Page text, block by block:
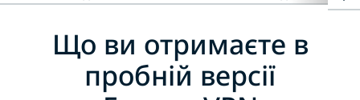
Що ви отримаєте в пробній версії ExpressVPN
Як почати користування ExpressVPN у 3 прості
Що ви отримаєте в
пробній версії